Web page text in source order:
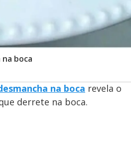
boca
na boca revela o
derrete na boca.